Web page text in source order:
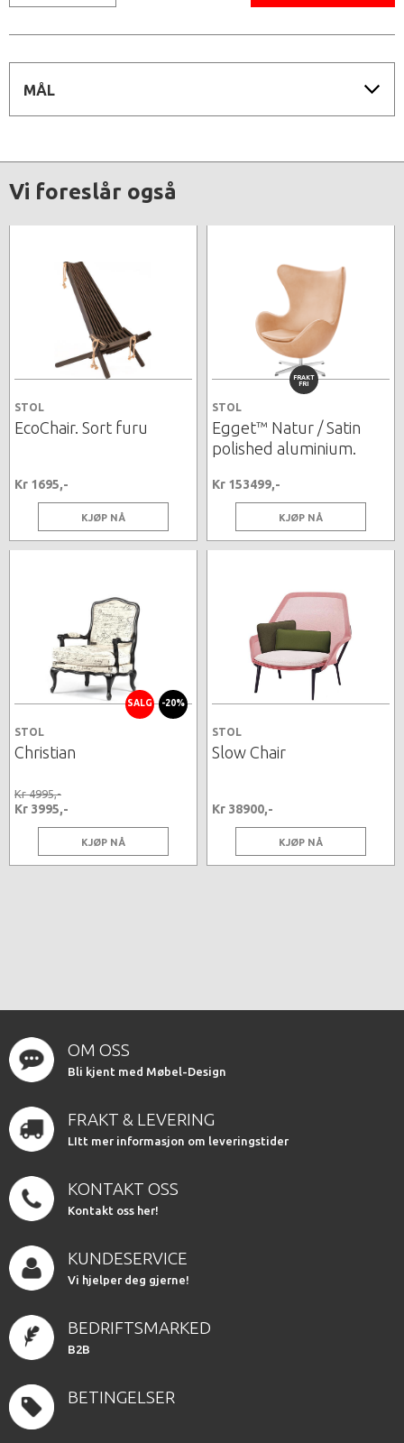
MÅL
Vi foreslår også
STOL
EcoChair. Sort furu
Kr 1695,-
KJØP NÅ
FRAKT
FRI
STOL
Egget™ Natur / Satin
polished aluminium.
Kr 153499,-
KJØP NÅ
SALG -20%
STOL
Christian
Kr 4995,-
Kr 3995,-
KJØP NÅ
STOL
Slow Chair
Kr 38900,-
KJØP NÅ
OM OSS
Bli kjent med Møbel-Design
FRAKT & LEVERING
LItt mer informasjon om leveringstider
KONTAKT OSS
Kontakt oss her!
KUNDESERVICE
Vi hjelper deg gjerne!
BEDRIFTSMARKED
B2B
BETINGELSER